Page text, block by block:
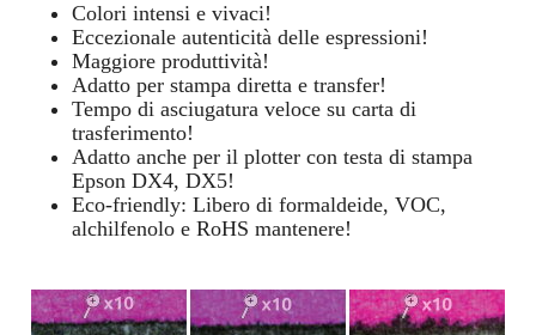
Colori intensi e vivaci!
Eccezionale autenticità delle espressioni!
Maggiore produttività!
Adatto per stampa diretta e transfer!
Tempo di asciugatura veloce su carta di
trasferimento!
Adatto anche per il plotter con testa di stampa
Epson DX4, DX5!
Eco-friendly: Libero di formaldeide, VOC,
alchilfenolo e RoHS mantenere!